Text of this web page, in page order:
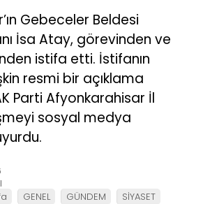
Gebeceler Beldesi
İsa Atay, görevinden ve
istifa etti. İstifanın
resmi bir açıklama
Parti Afyonkarahisar İl
sosyal medya
GENEL GÜNDEM SİYASET